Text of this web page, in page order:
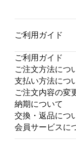
ご利用ガイド
ご利用ガイド
ご注文方法につ
支払い方法につ
ご注文内容の変
納期について
交換・返品につ
会員サービスに